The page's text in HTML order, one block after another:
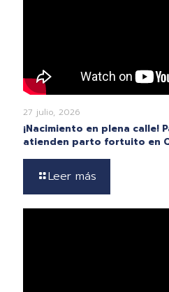
27 julio, 2026
¡Nacimiento en plena calle!
atienden parto fortuito en
Leer más